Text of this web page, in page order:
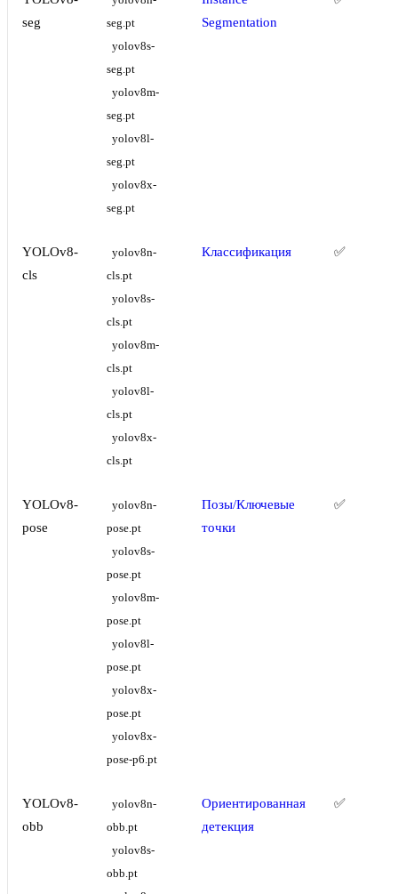
seg
seg.pt
yolov8s-
seg.pt
yolov8m-
seg.pt
yolov8l-
seg.pt
yolov8x-
seg.pt
Segmentation
YOLOv8-
cls
yolov8n-
cls.pt
yolov8s-
cls.pt
yolov8m-
cls.pt
yolov8l-
cls.pt
yolov8x-
cls.pt
Классификация ✅
YOLOv8-
pose
yolov8n-
pose.pt
yolov8s-
pose.pt
yolov8m-
pose.pt
yolov8l-
pose.pt
yolov8x-
pose.pt
yolov8x-
pose-p6.pt
Позы/Ключевые
точки
✅
YOLOv8-
obb
yolov8n-
obb.pt
yolov8s-
obb.pt
Ориентированная
детекция
✅